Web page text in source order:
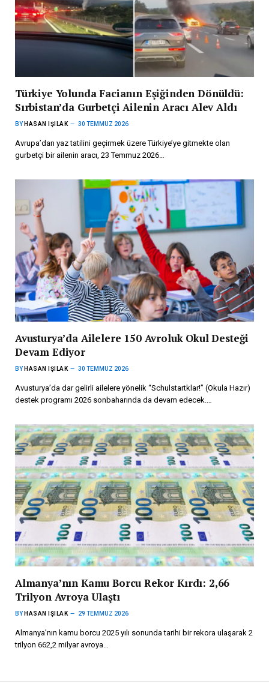
Türkiye Yolunda Facianın Eşiğinden Dönüldü:
Sırbistan’da Gurbetçi Ailenin Aracı Alev Aldı
BY HASAN IŞILAK 30 TEMMUZ 2026
Avrupa’dan yaz tatilini geçirmek üzere Türkiye’ye gitmekte olan
gurbetçi bir ailenin aracı, 23 Temmuz 2026…
Avusturya’da Ailelere 150 Avroluk Okul Desteği
Devam Ediyor
BY HASAN IŞILAK 30 TEMMUZ 2026
Avusturya’da dar gelirli ailelere yönelik “Schulstartklar!” (Okula Hazır)
destek programı 2026 sonbaharında da devam edecek.…
Almanya’nın Kamu Borcu Rekor Kırdı: 2,66
Trilyon Avroya Ulaştı
BY HASAN IŞILAK 29 TEMMUZ 2026
Almanya’nın kamu borcu 2025 yılı sonunda tarihi bir rekora ulaşarak 2
trilyon 662,2 milyar avroya…